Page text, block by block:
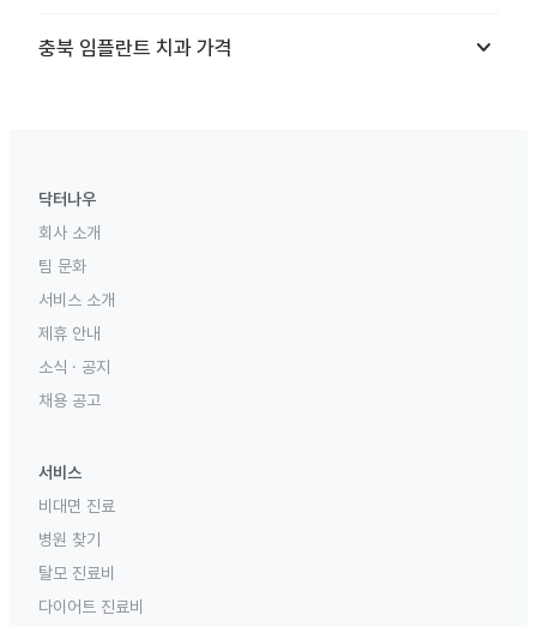
충북 임플란트 치과 가격 keyboard_arrow_down
닥터나우
회사 소개
팀 문화
서비스 소개
제휴 안내
소식 · 공지
채용 공고
서비스
비대면 진료
병원 찾기
탈모 진료비
다이어트 진료비